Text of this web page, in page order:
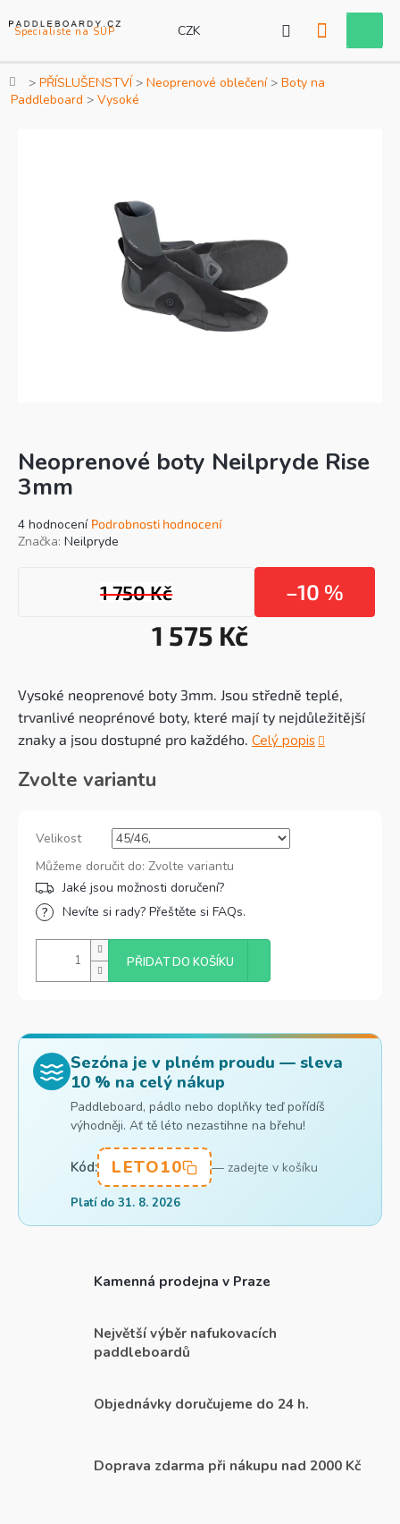
na
obsah
CZK
košík
Domů
PŘÍSLUŠENSTVÍ Neoprenové oblečení
Boty na
Paddleboard
Vysoké
Neoprenové boty Neilpryde Rise
3mm
Průměrné
hodnocení
4 hodnocení Podrobnosti hodnocení
Značka: Neilpryde
1 750 Kč –10 %
1 575 Kč
Zvolte variantu
Velikost
Můžeme doručit do: Zvolte variantu
Nevíte si rady? Přeštěte si FAQs.
PŘIDAT DO KOŠÍKU
Sezóna je v plném proudu — sleva
10 % na celý nákup
Paddleboard, pádlo nebo doplňky teď pořídíš
výhodněji. Ať tě léto nezastihne na břehu!
Kód: LETO10 — zadejte v košíku
Platí do 31. 8. 2026
Vysoké neoprenové boty 3mm. Jsou středně teplé,
trvanlivé neoprénové boty, které mají ty nejdůležitější
znaky a jsou dostupné pro každého. Celý popis
Kamenná prodejna v Praze
Největší výběr nafukovacích
paddleboardů
Objednávky doručujeme do 24 h.
Doprava zdarma při nákupu nad 2000 Kč